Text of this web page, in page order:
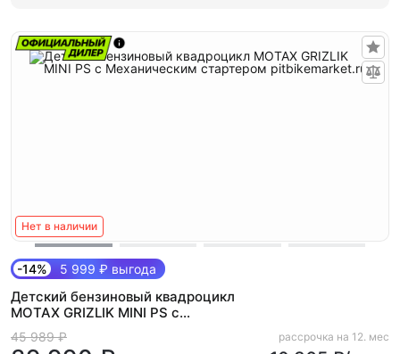
Нет в наличии
-14% 5 999 ₽ выгода
Детский бензиновый квадроцикл
MOTAX GRIZLIK MINI PS с
Механическим стартером
45 989 ₽ рассрочка на 12. мес